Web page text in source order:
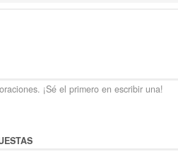
¡Sé el primero en escribir una!